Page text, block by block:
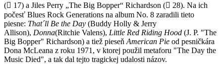
( 17) a Jiles Perry „The Big Bopper“ Richardson ( 28). Na ich
počesť Blues Rock Generations na album No. 8 zaradili tieto
piesne: That´ll Be the Day (Buddy Holly & Jerry
Allison), Donna(Ritchie Valens), Little Red Riding Hood (J. P. "The
Big Bopper" Richardson) a tiež pieseň American Pie od pesničkára
Dona McLeana z roku 1971, v ktorej použil metaforu "The Day the
Music Died", a tak dal tejto tragickej udalosti názov.